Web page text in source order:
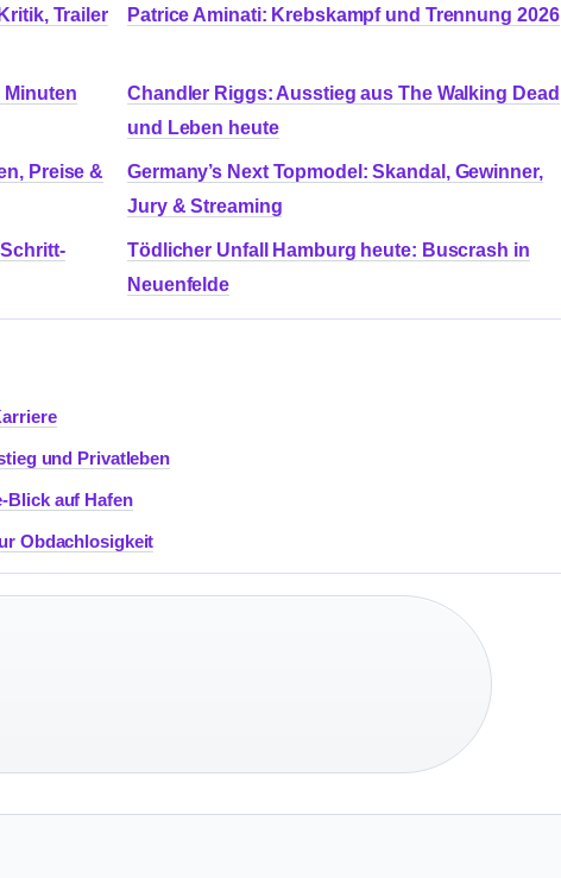
Trailer
Patrice Aminati: Krebskampf und Trennung 2026
Minuten
Chandler Riggs: Ausstieg aus The Walking Dead
und Leben heute
Preise &
Germany’s Next Topmodel: Skandal, Gewinner,
Jury & Streaming
Tödlicher Unfall Hamburg heute: Buscrash in
Neuenfelde
und Privatleben
Blick auf Hafen
Obdachlosigkeit